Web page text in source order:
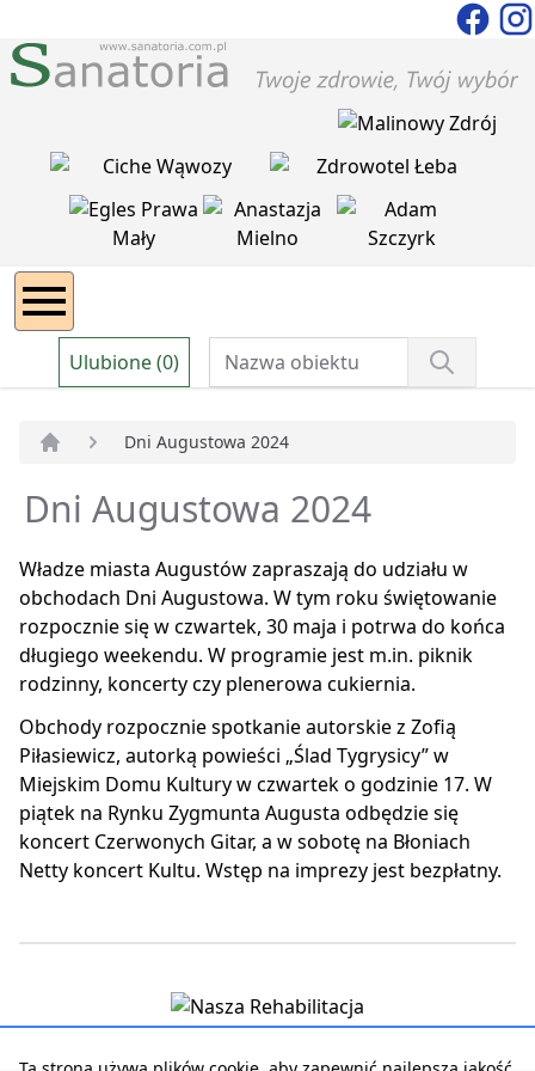
Ulubione (0)
Dni Augustowa 2024
Dni Augustowa 2024
Władze miasta Augustów zapraszają do udziału w
obchodach Dni Augustowa. W tym roku świętowanie
rozpocznie się w czwartek, 30 maja i potrwa do końca
długiego weekendu. W programie jest m.in. piknik
rodzinny, koncerty czy plenerowa cukiernia.
Obchody rozpocznie spotkanie autorskie z Zofią
Piłasiewicz, autorką powieści „Ślad Tygrysicy” w
Miejskim Domu Kultury w czwartek o godzinie 17. W
piątek na Rynku Zygmunta Augusta odbędzie się
koncert Czerwonych Gitar, a w sobotę na Błoniach
Netty koncert Kultu. Wstęp na imprezy jest bezpłatny.